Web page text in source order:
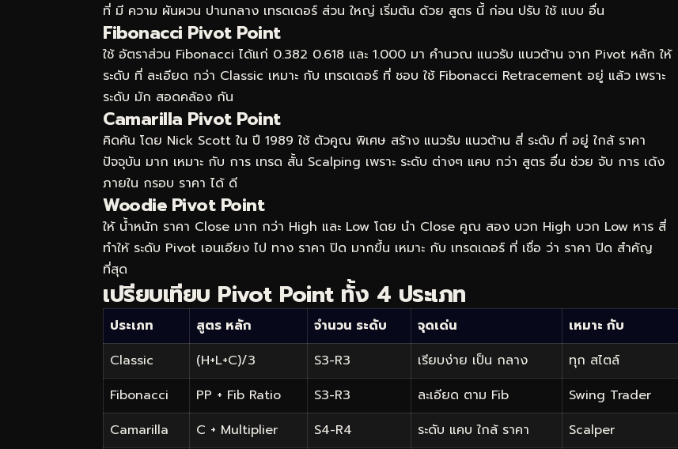
ที่ มี ความ ผันผวน ปานกลาง เทรดเดอร์ ส่วน ใหญ่ เริ่มต้น ด้วย สูตร นี้ ก่อน ปรับ ใช้ แบบ อื่น
Fibonacci Pivot Point
ใช้ อัตราส่วน Fibonacci ได้แก่ 0.382 0.618 และ 1.000 มา คำนวณ แนวรับ แนวต้าน จาก Pivot หลัก ให้
ระดับ ที่ ละเอียด กว่า Classic เหมาะ กับ เทรดเดอร์ ที่ ชอบ ใช้ Fibonacci Retracement อยู่ แล้ว เพราะ
ระดับ มัก สอดคล้อง กัน
Camarilla Pivot Point
คิดค้น โดย Nick Scott ใน ปี 1989 ใช้ ตัวคูณ พิเศษ สร้าง แนวรับ แนวต้าน สี่ ระดับ ที่ อยู่ ใกล้ ราคา
ปัจจุบัน มาก เหมาะ กับ การ เทรด สั้น Scalping เพราะ ระดับ ต่างๆ แคบ กว่า สูตร อื่น ช่วย จับ การ เด้ง
ภายใน กรอบ ราคา ได้ ดี
Woodie Pivot Point
ให้ น้ำหนัก ราคา Close มาก กว่า High และ Low โดย นำ Close คูณ สอง บวก High บวก Low หาร สี่
ทำให้ ระดับ Pivot เอนเอียง ไป ทาง ราคา ปิด มากขึ้น เหมาะ กับ เทรดเดอร์ ที่ เชื่อ ว่า ราคา ปิด สำคัญ
ที่สุด
เปรียบเทียบ Pivot Point ทั้ง 4 ประเภท
ประเภท สูตร หลัก จำนวน ระดับ จุดเด่น
เหมาะ กับ
Classic
(H+L+C)/3 S3-R3 เรียบง่าย เป็น กลาง
ทุก สไตล์
Fibonacci
PP + Fib Ratio S3-R3 ละเอียด ตาม Fib
Swing Trader
Camarilla
C + Multiplier S4-R4 ระดับ แคบ ใกล้ ราคา
Scalper